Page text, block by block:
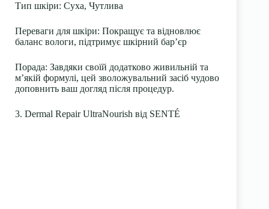
Тип шкіри: Суха, Чутлива
Переваги для шкіри: Покращує та відновлює
баланс вологи, підтримує шкірний бар’єр
Порада: Завдяки своїй додатково живильній та
м’якій формулі, цей зволожувальний засіб чудово
доповнить ваш догляд після процедур.
3. Dermal Repair UltraNourish від SENTÉ